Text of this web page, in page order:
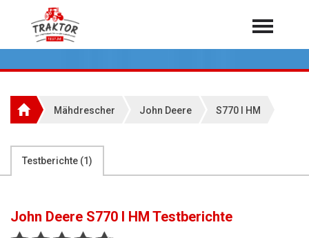
Home
Rundballenpressen
Teleskoplader
Über 7.000 Testberichte
Mähdrescher John Deere S770 I HM
Testberichte (1)
John Deere S770 I HM Testberichte